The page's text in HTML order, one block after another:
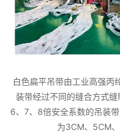
白色扁平吊带由工业高强丙
装带经过不同的缝合方式缝
6、7、8倍安全系数的吊装
为3CM、5CM